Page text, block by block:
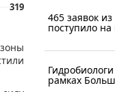
319
465 заявок
поступило на
рамках